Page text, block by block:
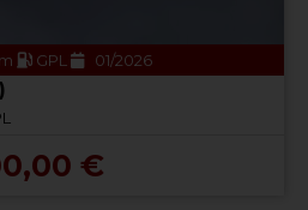
GPL 01/2026
€